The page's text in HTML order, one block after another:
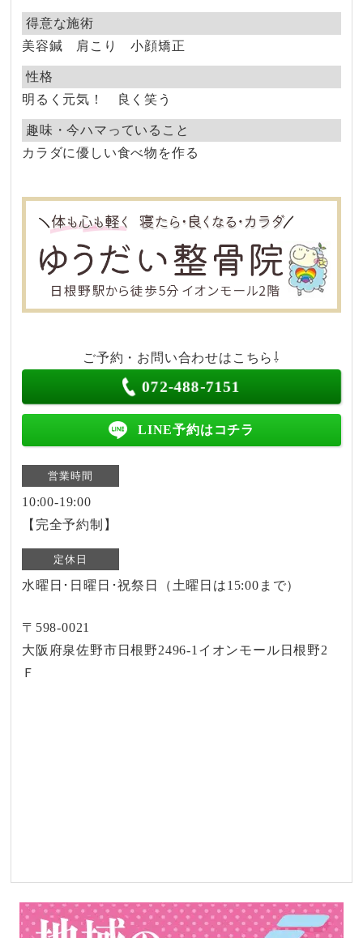
得意な施術
美容鍼 肩こり 小顔矯正
性格
明るく元気！ 良く笑う
趣味・今ハマっていること
カラダに優しい食べ物を作る
ご予約・お問い合わせはこちら⇩
072-488-7151
LINE予約はコチラ
営業時間
10:00-19:00
【完全予約制】
定休日
水曜日･日曜日･祝祭日（土曜日は15:00まで）
〒598-0021
大阪府泉佐野市日根野2496-1イオンモール日根野2
Ｆ